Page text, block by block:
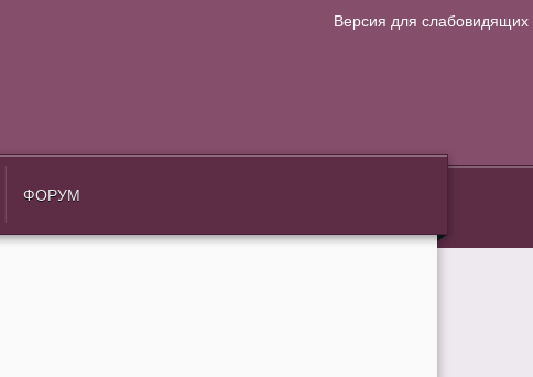
Версия для слабовидящих
ФОРУМ